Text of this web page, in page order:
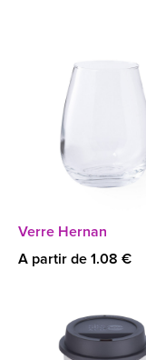
Verre Hernan
A partir de 1.08 €